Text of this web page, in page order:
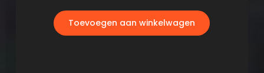
Toevoegen aan winkelwagen